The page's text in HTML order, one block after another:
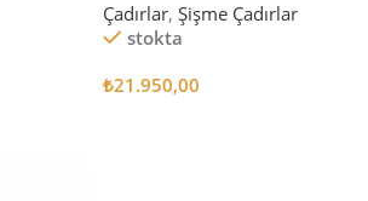
Çadırlar, Şişme Çadırlar
stokta
₺21.950,00